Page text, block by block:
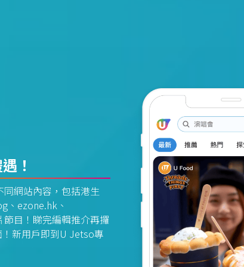
！
網站內容，包括港生
、ezone.hk、
目！睇完編輯推介再攞
新用戶即到U Jetso專